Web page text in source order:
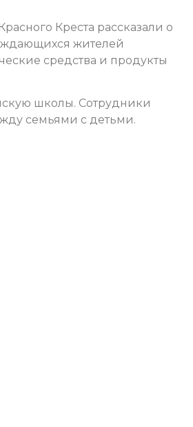
Креста рассказали о
жителей
средства и продукты
школы. Сотрудники
семьями с детьми.